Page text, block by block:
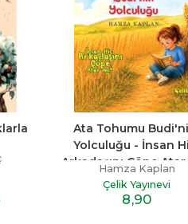
Ata Tohumu Budi'nin
Yolculuğu - İnsan Hiç
Arkadaşını Çöpe Atar Mı ?
Hamza Kaplan
Çelik Yayınevi